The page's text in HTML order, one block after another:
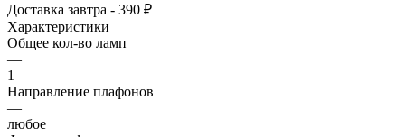
Доставка завтра - 390 ₽
Характеристики
Общее кол-во ламп
—
1
Направление плафонов
—
любое